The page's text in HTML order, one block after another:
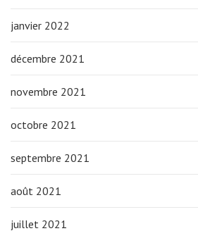
janvier 2022
décembre 2021
novembre 2021
octobre 2021
septembre 2021
août 2021
juillet 2021